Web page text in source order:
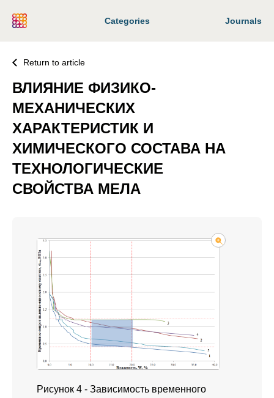
Categories Journals
Return to article
ВЛИЯНИЕ ФИЗИКО-
МЕХАНИЧЕСКИХ
ХАРАКТЕРИСТИК И
ХИМИЧЕСКОГО СОСТАВА НА
ТЕХНОЛОГИЧЕСКИЕ
СВОЙСТВА МЕЛА
Рисунок 4 - Зависимость временного